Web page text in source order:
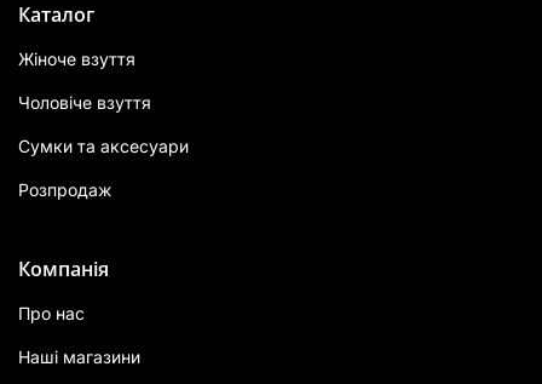
Каталог
Жіноче взуття
Чоловіче взуття
Сумки та аксесуари
Розпродаж
Компанія
Про нас
Наші магазини